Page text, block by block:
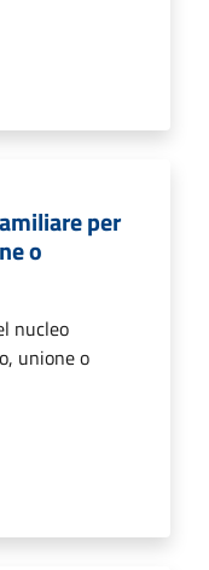
per
o
nucleo
unione o